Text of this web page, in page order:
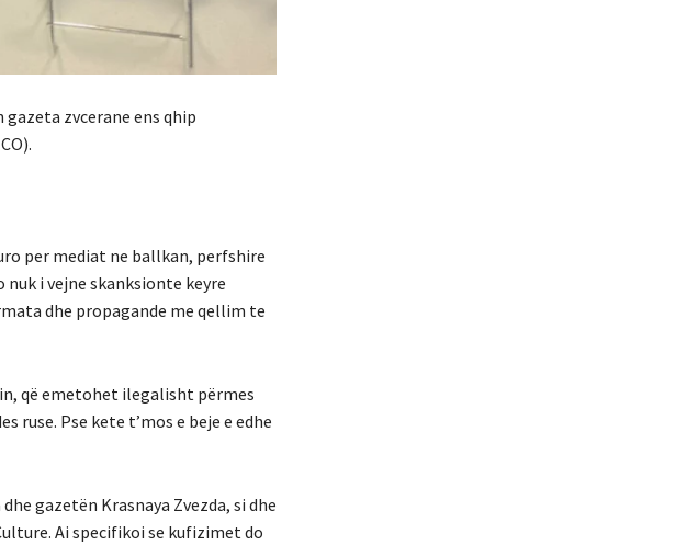
zvcerane ens qhip
per mediat ne ballkan, perfshire
nuk i vejne skanksionte keyre
dhe propagande me qellim te
që emetohet ilegalisht përmes
ruse. Pse kete t’mos e beje e edhe
gazetën Krasnaya Zvezda, si dhe
Ai specifikoi se kufizimet do